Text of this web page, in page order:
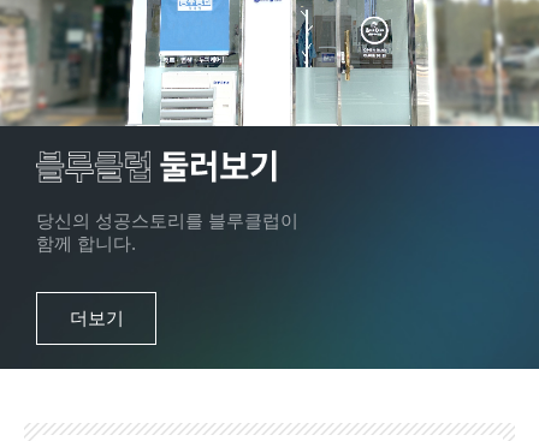
당신의 성공스토리를 블루클럽이
함께 합니다.
더보기